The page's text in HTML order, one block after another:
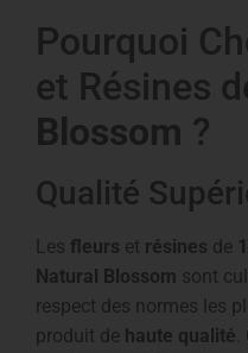
Pourquoi
et Résines
Blossom ?
Qualité
Les fleurs et résines de
Natural Blossom sont
respect des normes les
produit de haute qualité